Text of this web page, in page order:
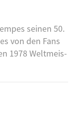
sei­nen 50.
von den Fans
1978 Welt­meis­